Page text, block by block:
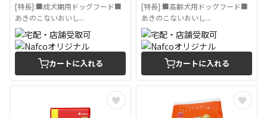
[特長]:■成犬期用ドッグフード■
あきのこないおいし...
カートに入れる
[特長]:■高齢犬用ドッグフード■
あきのこないおいし...
カートに入れる